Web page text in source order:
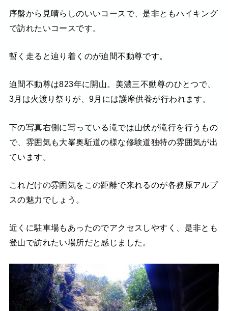
序盤から見晴らしのいいコースで、是非ともハイキング
で訪れたいコースです。
暫く走ると辿り着くのが迫間不動尊です。
迫間不動尊は823年に開山。美濃三不動尊のひとつで、
3月は火渡り祭りが、9月には護摩供養が行われます。
下の写真右側に写っている滝では山伏が滝行を行うもの
で、雰囲気も大峯奥駈道の様な修験道独特の雰囲気が出
ています。
これだけの雰囲気をこの距離で来れるのが各務原アルプ
スの魅力でしょう。
近くに駐車場もあったのでアクセスしやすく、是非とも
登山で訪れたい場所だと感じました。